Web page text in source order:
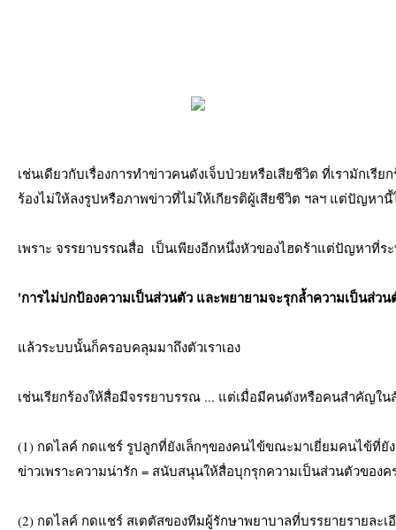
เช่นเดียวกับเรื่องการทำข่าวคนดังเจ็บป่วยหรือเสียชีวิต ที่เรามักเรี
ร้องไม่ให้ลงรูปหรือภาพข่าวที่ไม่ให้เกียรติผู้เสียชีวิต ฯลฯ แต่ปัญหา
เพราะ จรรยาบรรณสื่อ  เป็นเพียงอีกหนึ่งหัวของไฮดร้าแต่ปัญหาที่ร
'การไม่ปกป้องความเป็นส่วนตัว และพยายามจะรุกล้ำความเป็นส่ว
แล้วระบบนั้นก็ครอบคลุมมาถึงตัวเราเอง
เช่นเรียกร้องให้สื่อมีจรรยาบรรณ ... แต่เมื่อมีคนดังหรือคนสำคัญใน
(1) กดไลค์ กดแชร์ รูปลูกที่ยังเล็กๆของคนไข้ขณะมาเยี่ยมคนไข้ที่
ข่าวเพราะความน่ารัก = สนับสนุนให้สื่อบุกรุกความเป็นส่วนตัวของ
(2) กดไลค์ กดแชร์ สเตตัสของทีมผู้รักษาพยาบาลที่บรรยายรายละ